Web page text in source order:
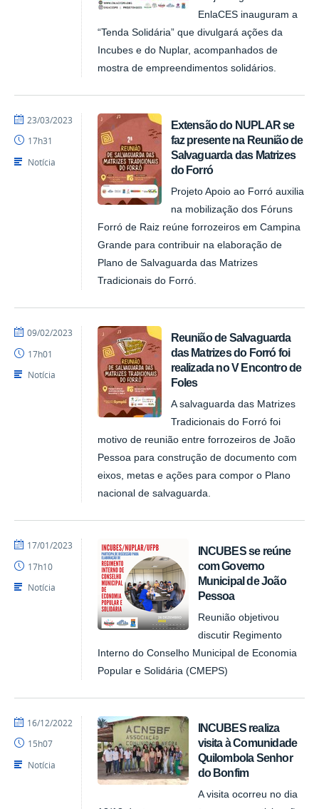
EnlaCES inauguram a
“Tenda Solidária” que divulgará ações da
Incubes e do Nuplar, acompanhados de
mostra de empreendimentos solidários.
Extensão do NUPLAR se
faz presente na Reunião de
Salvaguarda das Matrizes
do Forró
Projeto Apoio ao Forró auxilia
na mobilização dos Fóruns
Forró de Raiz reúne forrozeiros em Campina
Grande para contribuir na elaboração de
Plano de Salvaguarda das Matrizes
Tradicionais do Forró.
por
publicado
23/03/2023
17h31
Notícia
Reunião de Salvaguarda
das Matrizes do Forró foi
realizada no V Encontro de
Foles
A salvaguarda das Matrizes
Tradicionais do Forró foi
motivo de reunião entre forrozeiros de João
Pessoa para construção de documento com
eixos, metas e ações para compor o Plano
nacional de salvaguarda.
por
publicado
09/02/2023
17h01
Notícia
INCUBES se reúne
com Governo
Municipal de João
Pessoa
Reunião objetivou
discutir Regimento
Interno do Conselho Municipal de Economia
Popular e Solidária (CMEPS)
por
publicado
17/01/2023
17h10
Notícia
INCUBES realiza
visita à Comunidade
Quilombola Senhor
do Bonfim
A visita ocorreu no dia
por
publicado
16/12/2022
15h07
Notícia